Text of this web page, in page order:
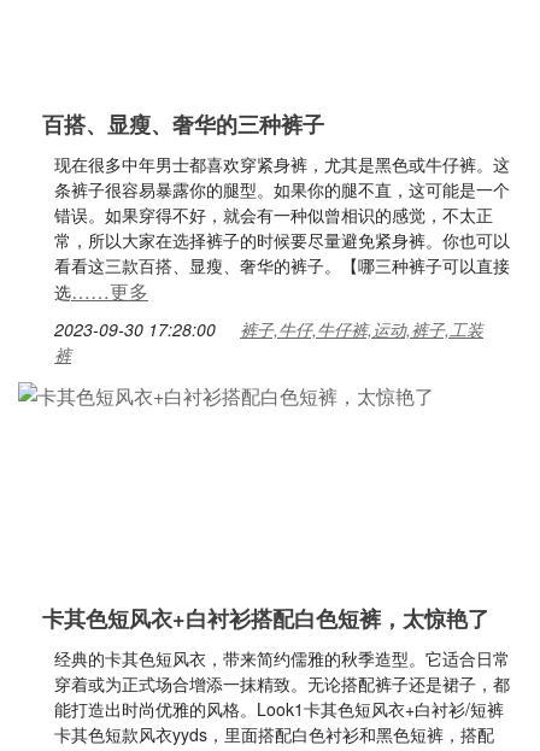
百搭、显瘦、奢华的三种裤子
现在很多中年男士都喜欢穿紧身裤，尤其是黑色或牛仔裤。这
条裤子很容易暴露你的腿型。如果你的腿不直，这可能是一个
错误。如果穿得不好，就会有一种似曾相识的感觉，不太正
常，所以大家在选择裤子的时候要尽量避免紧身裤。你也可以
看看这三款百搭、显瘦、奢华的裤子。【哪三种裤子可以直接
选……更多
2023-09-30 17:28:00
裤子,牛仔,牛仔裤,运动,裤子,工装
裤
卡其色短风衣+白衬衫搭配白色短裤，太惊艳了
经典的卡其色短风衣，带来简约儒雅的秋季造型。它适合日常
穿着或为正式场合增添一抹精致。无论搭配裤子还是裙子，都
能打造出时尚优雅的风格。Look1卡其色短风衣+白衬衫/短裤
卡其色短款风衣yyds，里面搭配白色衬衫和黑色短裤，搭配